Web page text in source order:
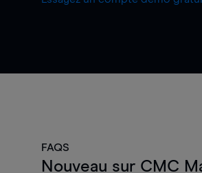
FAQS
Nouveau sur CMC